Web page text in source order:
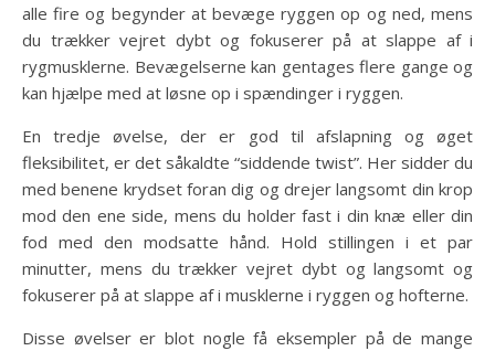
alle fire og begynder at bevæge ryggen op og ned, mens
du trækker vejret dybt og fokuserer på at slappe af i
rygmusklerne. Bevægelserne kan gentages flere gange og
kan hjælpe med at løsne op i spændinger i ryggen.
En tredje øvelse, der er god til afslapning og øget
fleksibilitet, er det såkaldte “siddende twist”. Her sidder du
med benene krydset foran dig og drejer langsomt din krop
mod den ene side, mens du holder fast i din knæ eller din
fod med den modsatte hånd. Hold stillingen i et par
minutter, mens du trækker vejret dybt og langsomt og
fokuserer på at slappe af i musklerne i ryggen og hofterne.
Disse øvelser er blot nogle få eksempler på de mange